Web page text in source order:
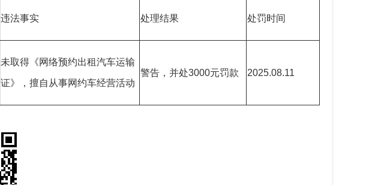
违法事实 处理结果 处罚时间
未取得《网络预约出租汽车运输
证》，擅自从事网约车经营活动
警告，并处3000元罚款 2025.08.11